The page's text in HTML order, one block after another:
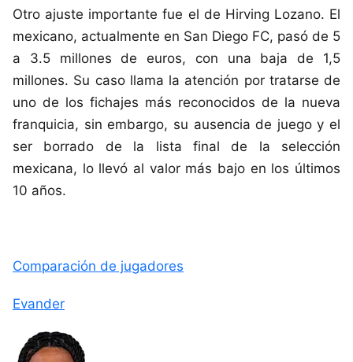
Otro ajuste importante fue el de Hirving Lozano. El
mexicano, actualmente en San Diego FC, pasó de 5
a 3.5 millones de euros, con una baja de 1,5
millones. Su caso llama la atención por tratarse de
uno de los fichajes más reconocidos de la nueva
franquicia, sin embargo, su ausencia de juego y el
ser borrado de la lista final de la selección
mexicana, lo llevó al valor más bajo en los últimos
10 años.
Comparación de jugadores
Evander